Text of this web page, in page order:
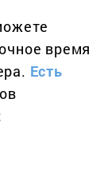
время
Есть